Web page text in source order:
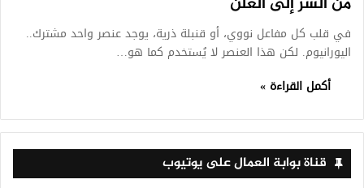
في قلب كل مفاعل نووي، أو قنبلة ذرية، يوجد عنصر واحد مشترك..
اليورانيوم. لكن هذا العنصر لا يُستخدم كما هو…
أكمل القراءة »
قناة بوابة العمال على يوتيوب